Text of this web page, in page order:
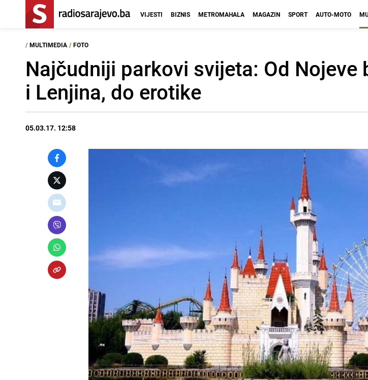
VIJESTI BIZNIS METROMAHALA MAGAZIN SPORT AUTO-MOTO
/ MULTIMEDIA / FOTO
Najčudniji parkovi svijeta: Od Nojeve
i Lenjina, do erotike
05.03.17. 12:58